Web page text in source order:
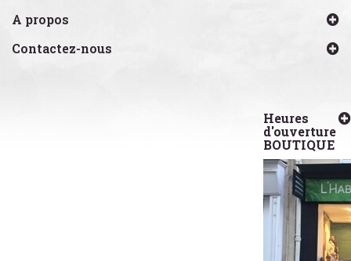
A propos
Contactez-nous
Heures
d'ouverture
BOUTIQUE